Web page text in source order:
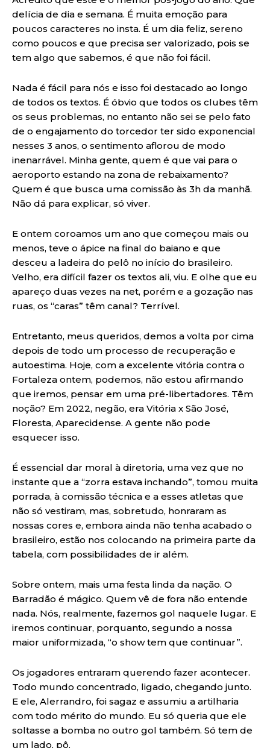
delícia de dia e semana. É muita emoção para
poucos caracteres no insta. É um dia feliz, sereno
como poucos e que precisa ser valorizado, pois se
tem algo que sabemos, é que não foi fácil.
Nada é fácil para nós e isso foi destacado ao longo
de todos os textos. É óbvio que todos os clubes têm
os seus problemas, no entanto não sei se pelo fato
de o engajamento do torcedor ter sido exponencial
nesses 3 anos, o sentimento aflorou de modo
inenarrável. Minha gente, quem é que vai para o
aeroporto estando na zona de rebaixamento?
Quem é que busca uma comissão às 3h da manhã.
Não dá para explicar, só viver.
E ontem coroamos um ano que começou mais ou
menos, teve o ápice na final do baiano e que
desceu a ladeira do pelô no início do brasileiro.
Velho, era difícil fazer os textos ali, viu. E olhe que eu
apareço duas vezes na net, porém e a gozação nas
ruas, os “caras” têm canal? Terrível.
Entretanto, meus queridos, demos a volta por cima
depois de todo um processo de recuperação e
autoestima. Hoje, com a excelente vitória contra o
Fortaleza ontem, podemos, não estou afirmando
que iremos, pensar em uma pré-libertadores. Têm
noção? Em 2022, negão, era Vitória x São José,
Floresta, Aparecidense. A gente não pode
esquecer isso.
É essencial dar moral à diretoria, uma vez que no
instante que a “zorra estava inchando”, tomou muita
porrada, à comissão técnica e a esses atletas que
não só vestiram, mas, sobretudo, honraram as
nossas cores e, embora ainda não tenha acabado o
brasileiro, estão nos colocando na primeira parte da
tabela, com possibilidades de ir além.
Sobre ontem, mais uma festa linda da nação. O
Barradão é mágico. Quem vê de fora não entende
nada. Nós, realmente, fazemos gol naquele lugar. E
iremos continuar, porquanto, segundo a nossa
maior uniformizada, “o show tem que continuar”.
Os jogadores entraram querendo fazer acontecer.
Todo mundo concentrado, ligado, chegando junto.
E ele, Alerrandro, foi sagaz e assumiu a artilharia
com todo mérito do mundo. Eu só queria que ele
soltasse a bomba no outro gol também. Só tem de
um lado, pô.